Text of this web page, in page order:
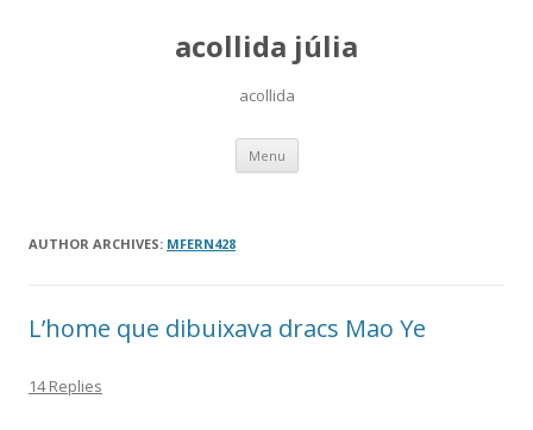
acollida júlia
acollida
Menu Skip
content
AUTHOR ARCHIVES: MFERN428
L’home que dibuixava dracs Mao Ye
14 Replies